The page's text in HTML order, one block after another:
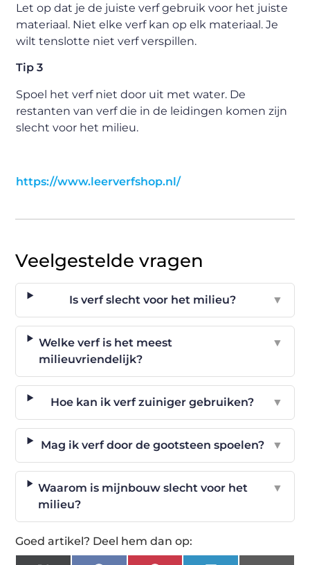
Let op dat je de juiste verf gebruik voor het juiste
materiaal. Niet elke verf kan op elk materiaal. Je
wilt tenslotte niet verf verspillen.
Tip 3
Spoel het verf niet door uit met water. De
restanten van verf die in de leidingen komen zijn
slecht voor het milieu.
https://www.leerverfshop.nl/
Veelgestelde vragen
Is verf slecht voor het milieu? ▼
Welke verf is het meest
milieuvriendelijk?
▼
Hoe kan ik verf zuiniger gebruiken? ▼
Mag ik verf door de gootsteen spoelen? ▼
Waarom is mijnbouw slecht voor het
milieu?
▼
Goed artikel? Deel hem dan op: